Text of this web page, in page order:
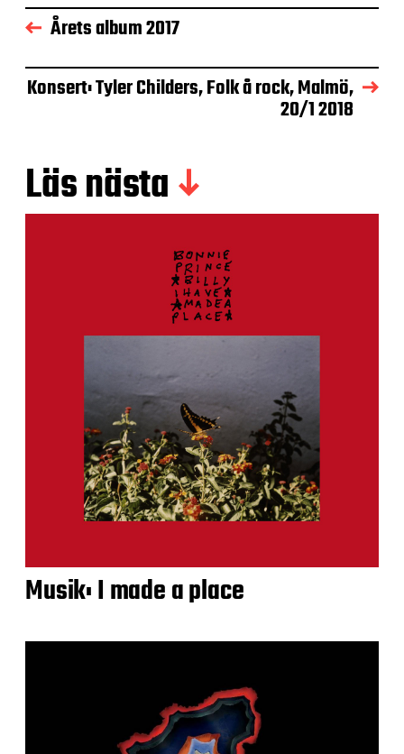
Årets album 2017
Konsert: Tyler Childers, Folk å rock, Malmö,
20/1 2018
Läs nästa
Musik: I made a place